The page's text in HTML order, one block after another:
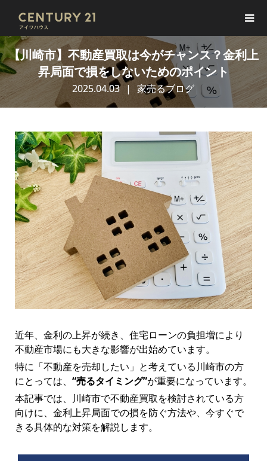
【川崎市】不動産買取は今がチャンス？金利上
昇局面で損をしないためのポイント
2025.04.03 家売るブログ
近年、金利の上昇が続き、住宅ローンの負担増により
不動産市場にも大きな影響が出始めています。
特に「不動産を売却したい」と考えている川崎市の方
にとっては、 “売るタイミング”が重要になっています。
本記事では、川崎市で不動産買取を検討されている方
向けに、金利上昇局面での損を防ぐ方法や、今すぐで
きる具体的な対策を解説します。